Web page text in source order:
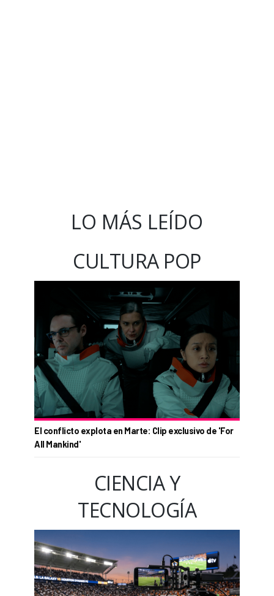
LO MÁS LEÍDO
CULTURA POP
El conflicto explota en Marte: Clip exclusivo de 'For
All Mankind'
CIENCIA Y
TECNOLOGÍA